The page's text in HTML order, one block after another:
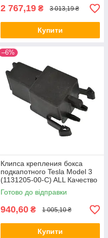
2 767,19 ₴ 3 013,19 ₴
Купити
–6%
Клипса крепления бокса
подкапотного Tesla Model 3
(1131205-00-C) ALL Качество
+ 1043
Готово до відправки
940,60 ₴ 1 005,10 ₴
Купити